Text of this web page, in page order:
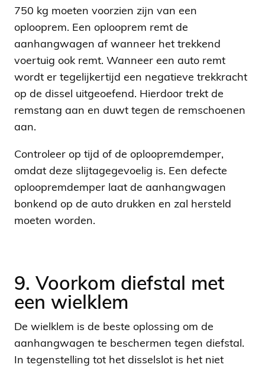
750 kg moeten voorzien zijn van een
oplooprem. Een oplooprem remt de
aanhangwagen af wanneer het trekkend
voertuig ook remt. Wanneer een auto remt
wordt er tegelijkertijd een negatieve trekkracht
op de dissel uitgeoefend. Hierdoor trekt de
remstang aan en duwt tegen de remschoenen
aan.
Controleer op tijd of de oploopremdemper,
omdat deze slijtagegevoelig is. Een defecte
oploopremdemper laat de aanhangwagen
bonkend op de auto drukken en zal hersteld
moeten worden.
9. Voorkom diefstal met
een wielklem
De wielklem is de beste oplossing om de
aanhangwagen te beschermen tegen diefstal.
In tegenstelling tot het disselslot is het niet